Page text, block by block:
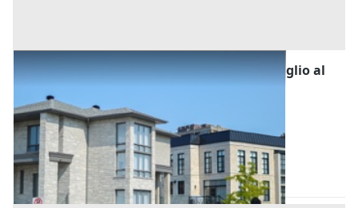
Asta Abitazione civile con balcone e ripostiglio al
primo piano
Bagheria (Palermo)
Offerta minima
27.107,77 € 36.143,69 €
Codice asta:
5b251594
21/09/2026